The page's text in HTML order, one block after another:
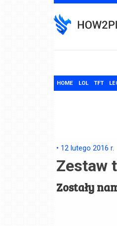
to
content
HOME LOL TFT
• 12 lutego 2016 r.
Zestaw
Zostały